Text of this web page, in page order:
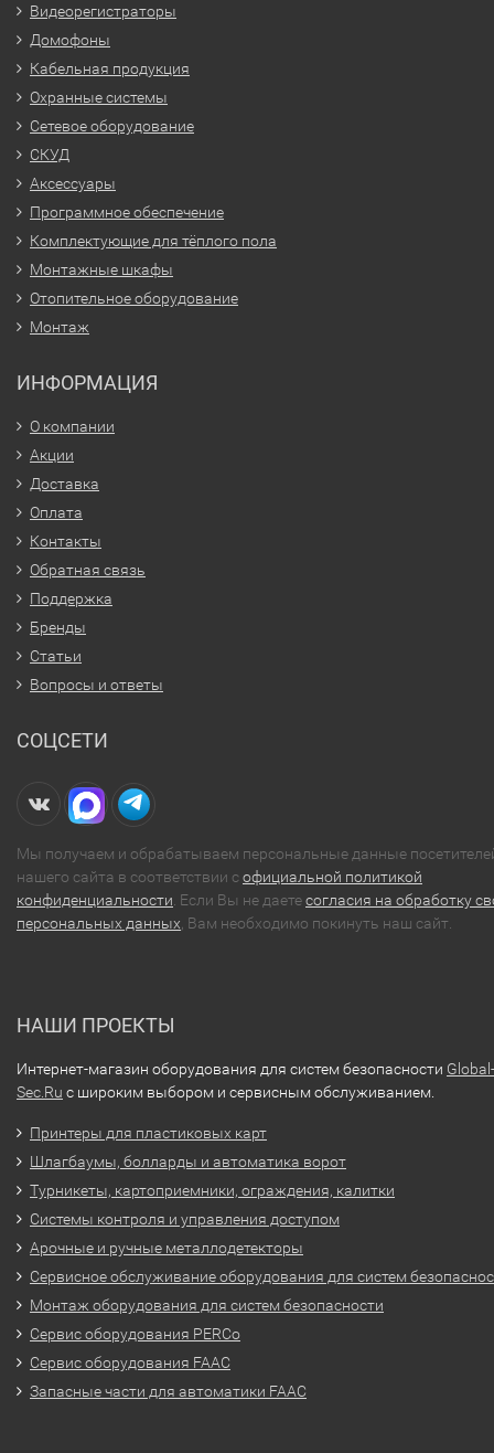
Видеорегистраторы
Домофоны
Кабельная продукция
Охранные системы
Сетевое оборудование
СКУД
Аксессуары
Программное обеспечение
Комплектующие для тёплого пола
Монтажные шкафы
Отопительное оборудование
Монтаж
ИНФОРМАЦИЯ
О компании
Акции
Доставка
Оплата
Контакты
Обратная связь
Поддержка
Бренды
Статьи
Вопросы и ответы
СОЦСЕТИ
Мы получаем и обрабатываем персональные данные
нашего сайта в соответствии софициальной политикой
конфиденциальности . Если Вы не даетесогласия на обработку
персональных данных , Вам необходимо покинуть наш сайт.
НАШИ ПРОЕКТЫ
Интернет-магазин оборудования для систем безопасности Global-
Sec.Ru с широким выбором и сервисным обслуживанием.
Принтеры для пластиковых карт
Шлагбаумы, болларды и автоматика ворот
Турникеты, картоприемники, ограждения, калитки
Системы контроля и управления доступом
Арочные и ручные металлодетекторы
Сервисное обслуживание оборудования для систем
Монтаж оборудования для систем безопасности
Сервис оборудования PERCo
Сервис оборудования FAAC
Запасные части для автоматики FAAC